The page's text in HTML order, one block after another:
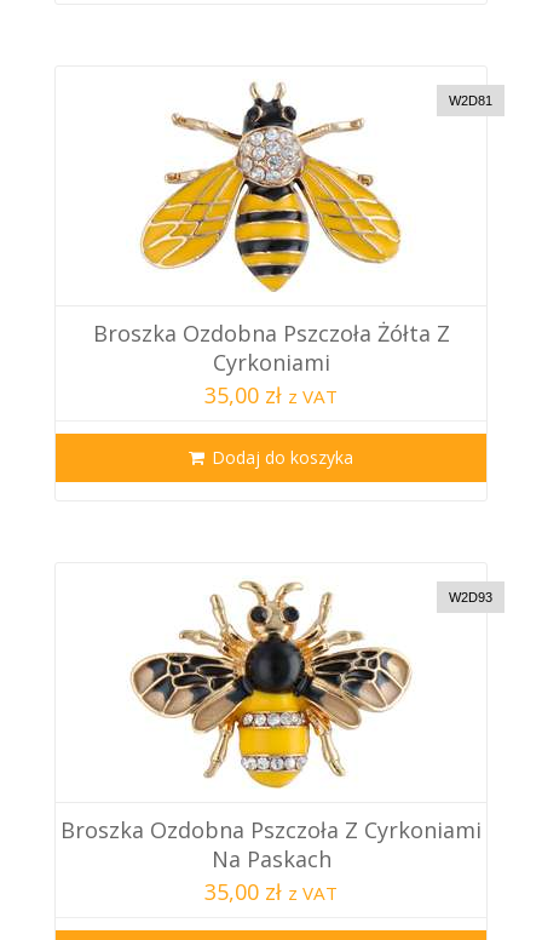
W2D81
Broszka Ozdobna Pszczoła Żółta Z
Cyrkoniami
35,00 zł z VAT
Dodaj do koszyka
W2D93
Broszka Ozdobna Pszczoła Z Cyrkoniami
Na Paskach
35,00 zł z VAT